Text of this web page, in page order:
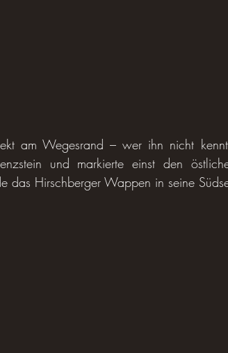
am Wegesrand – wer ihn nicht
und markierte einst den
das Hirschberger Wappen in seine